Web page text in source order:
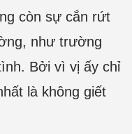
còn sự cắn rứt
như trường
Bởi vì vị ấy chỉ
là không giết